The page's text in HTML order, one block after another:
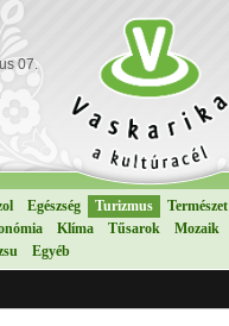
07.
Egészség Turizmus Természet
Klíma Tűsarok Mozaik
Egyéb